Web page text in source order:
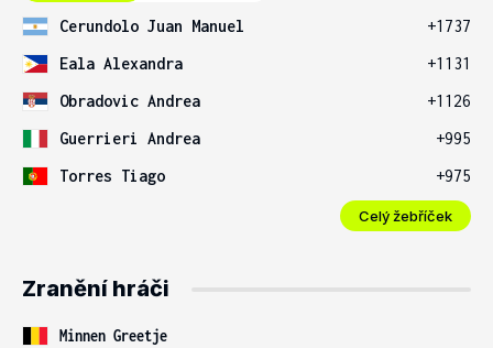
Cerundolo Juan Manuel
+1737
Eala Alexandra
+1131
Obradovic Andrea
+1126
Guerrieri Andrea
+995
Torres Tiago
+975
Celý žebříček
Zranění hráči
Minnen Greetje